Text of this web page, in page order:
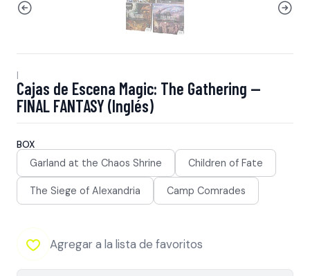
|
Cajas de Escena Magic: The Gathering —
FINAL FANTASY (Inglés)
BOX
Garland at the Chaos Shrine Children of Fate
The Siege of Alexandria Camp Comrades
Agregar a la lista de favoritos